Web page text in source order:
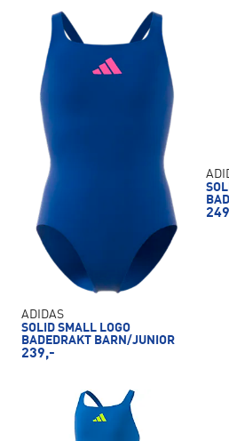
ADIDAS
SOLID SMALL LOGO
BADEDRAKT BARN/JUNIOR
239,-